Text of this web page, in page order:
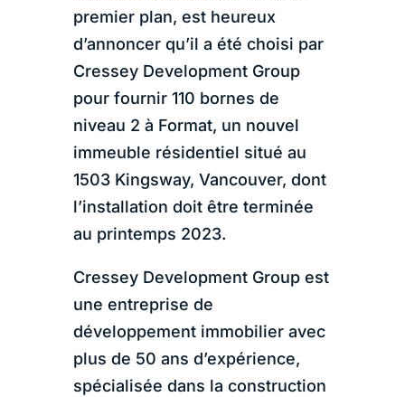
premier plan, est heureux
d’annoncer qu’il a été choisi par
Cressey Development Group
pour fournir 110 bornes de
niveau 2 à Format, un nouvel
immeuble résidentiel situé au
1503 Kingsway, Vancouver, dont
l’installation doit être terminée
au printemps 2023.
Cressey Development Group est
une entreprise de
développement immobilier avec
plus de 50 ans d’expérience,
spécialisée dans la construction